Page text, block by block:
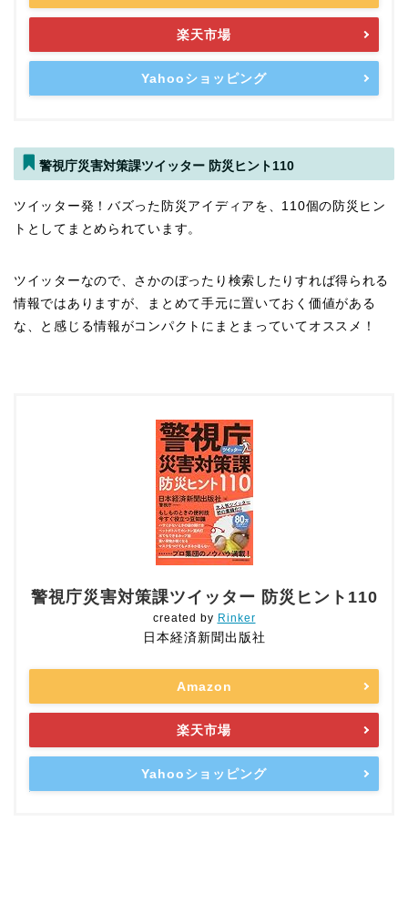
楽天市場
Yahooショッピング
警視庁災害対策課ツイッター 防災ヒント110
ツイッター発！バズった防災アイディアを、110個の防災ヒン
トとしてまとめられています。
ツイッターなので、さかのぼったり検索したりすれば得られる
情報ではありますが、まとめて手元に置いておく価値がある
な、と感じる情報がコンパクトにまとまっていてオススメ！
警視庁災害対策課ツイッター 防災ヒント110
created by Rinker
日本経済新聞出版社
Amazon
楽天市場
Yahooショッピング